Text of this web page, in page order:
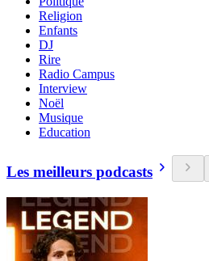
Religion
Enfants
DJ
Rire
Radio Campus
Interview
Noël
Musique
Education
Les meilleurs podcasts